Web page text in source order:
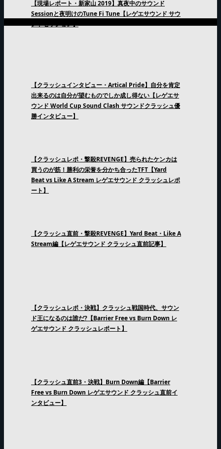
【現場レポート・新家山 2019】真夜中のサウンド
Sessionと夜明けのTune Fi Tune【レゲエサウンド サウ
ンドセッション】
【クラッシュインタビュー・Artical Pride】自分を肯定
出来るのは自分が望むものでしか成し得ない【レゲエサ
ウンド World Cup Sound Clash サウンドクラッシュ優
勝インタビュー】
【クラッシュレポ・撃殺REVENGE】売られたケンカは
買うのが筋！勝利の栄誉を分かち合ったTFT【Yard
Beat vs Like A Stream レゲエサウンド クラッシュレポ
ート】
【クラッシュ直前・撃殺REVENGE】Yard Beat・Like A
Stream編【レゲエサウンド クラッシュ直前記事】
【クラッシュレポ・決戦】クラッシュ戦国時代、サウン
ド王になるのは誰だ?【Barrier Free vs Burn Down レ
ゲエサウンド クラッシュレポート】
【クラッシュ直前3・決戦】Burn Down編【Barrier
Free vs Burn Down レゲエサウンド クラッシュ直前イ
ンタビュー】